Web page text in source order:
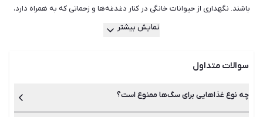
باشند. نگهداری از حیوانات خانگی در کنار دغدغه‌ها و زحماتی که به همراه دارد،
موجب تقویت روحیه و افزایش نشاط می‌شود و امید به زندگی را نیز بهبود
حیوان خانگی را دارید، باید نکاتی را نیز در مورد انتخاب حیوان خانگی
نظر بگیرید. حیوانات مختلفی را می‌توان در خانه نگهداری کرد. سگ، گربه، همستر
نمایش بیشتر
سوالات متداول
چه نوع غذاهایی برای سگ‌ها ممنوع است؟